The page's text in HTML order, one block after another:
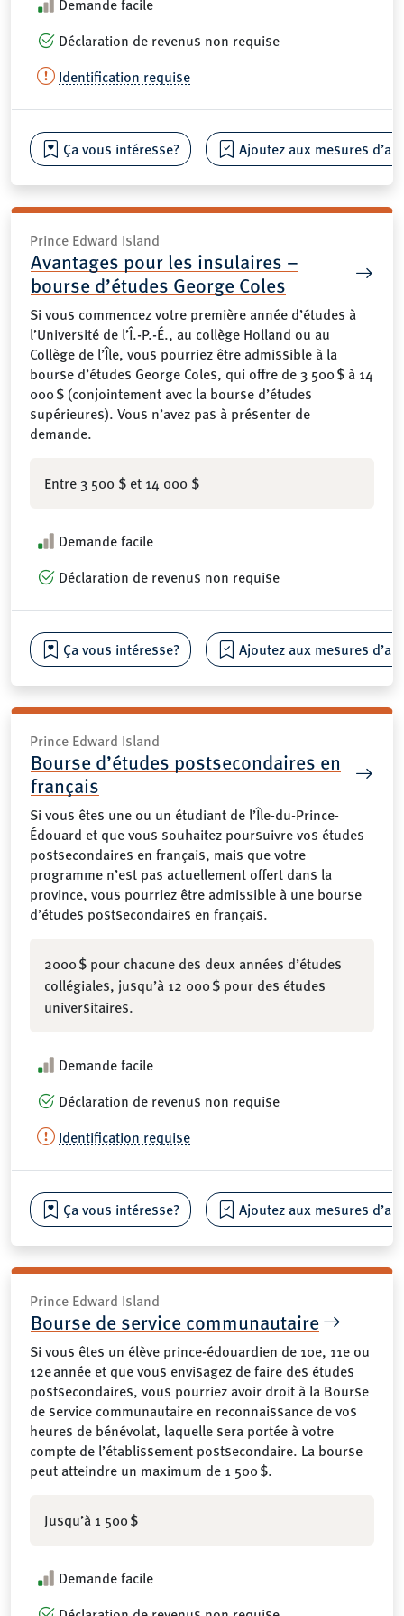
Déclaration de revenus non requise
Identification requise
Ça vous intéresse? Ajoutez aux mesures
Prince Edward Island
Avantages pour les insulaires –
bourse d’études George Coles
Si vous commencez votre première année d’études à
l’Université de l’Î.-P.-É., au collège Holland ou au
Collège de l’Île, vous pourriez être admissible à la
bourse d’études George Coles, qui offre de 3 500 $ à 14
000 $ (conjointement avec la bourse d’études
supérieures). Vous n’avez pas à présenter de
demande.
Entre 3 500 $ et 14 000 $
Demande facile
Déclaration de revenus non requise
Ça vous intéresse? Ajoutez aux mesures
Prince Edward Island
Bourse d’études postsecondaires en
français
Si vous êtes une ou un étudiant de l’Île-du-Prince-
Édouard et que vous souhaitez poursuivre vos études
postsecondaires en français, mais que votre
programme n’est pas actuellement offert dans la
province, vous pourriez être admissible à une bourse
d’études postsecondaires en français.
2000 $ pour chacune des deux années d’études
collégiales, jusqu’à 12 000 $ pour des études
universitaires.
Demande facile
Déclaration de revenus non requise
Identification requise
Ça vous intéresse? Ajoutez aux mesures
Prince Edward Island
Bourse de service communautaire
Si vous êtes un élève prince-édouardien de 10e, 11e ou
12e année et que vous envisagez de faire des études
postsecondaires, vous pourriez avoir droit à la Bourse
de service communautaire en reconnaissance de vos
heures de bénévolat, laquelle sera portée à votre
compte de l’établissement postsecondaire. La bourse
peut atteindre un maximum de 1 500 $.
Jusqu’à 1 500 $
Demande facile